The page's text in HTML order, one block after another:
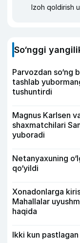
Izoh qoldirish
So‘nggi
Parvozdan so‘ng
tashlab
tushuntirdi
Magnus Karlsen
shaxmatchilari
yuboradi
Netanyaxuning
qo‘yildi
Xonadonlarga
Mahallalar
haqida
Ikki kun